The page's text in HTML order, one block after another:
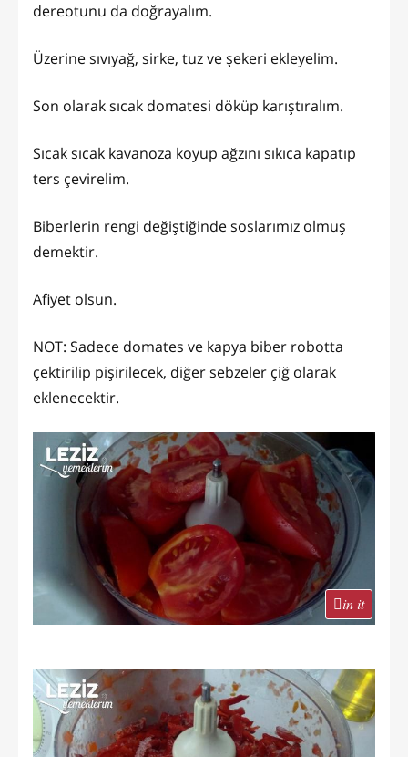
dereotunu da doğrayalım.
Üzerine sıvıyağ, sirke, tuz ve şekeri ekleyelim.
Son olarak sıcak domatesi döküp karıştıralım.
Sıcak sıcak kavanoza koyup ağzını sıkıca kapatıp
ters çevirelim.
Biberlerin rengi değiştiğinde soslarımız olmuş
demektir.
Afiyet olsun.
NOT: Sadece domates ve kapya biber robotta
çektirilip pişirilecek, diğer sebzeler çiğ olarak
eklenecektir.
in it